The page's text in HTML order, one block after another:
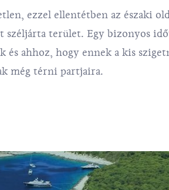
ezzel ellentétben az északi
széljárta terület. Egy bizonyos
ahhoz, hogy ennek a kis
még térni partjaira.